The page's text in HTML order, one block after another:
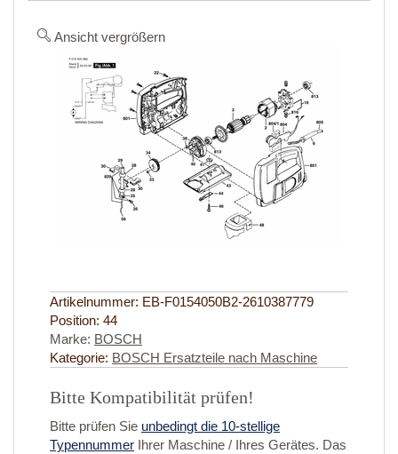
Ansicht vergrößern
Artikelnummer: EB-F0154050B2-2610387779
Position: 44
Marke: BOSCH
Kategorie: BOSCH Ersatzteile nach Maschine
Bitte Kompatibilität prüfen!
Bitte prüfen Sie unbedingt die 10-stellige
Typennummer Ihrer Maschine / Ihres Gerätes. Das